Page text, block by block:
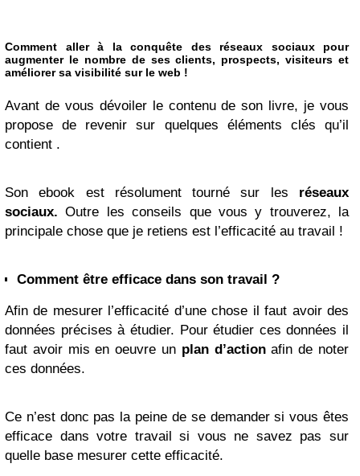
Comment aller à la conquête des réseaux sociaux pour
augmenter le nombre de ses clients, prospects, visiteurs et
améliorer sa visibilité sur le web !
Avant de vous dévoiler le contenu de son livre, je vous
propose de revenir sur quelques éléments clés qu’il
contient .
Son ebook est résolument tourné sur les réseaux
sociaux. Outre les conseils que vous y trouverez, la
principale chose que je retiens est l’efficacité au travail !
Comment être efficace dans son travail ?
Afin de mesurer l’efficacité d’une chose il faut avoir des
données précises à étudier. Pour étudier ces données il
faut avoir mis en oeuvre un plan d’actionafin de noter
ces données.
Ce n’est donc pas la peine de se demander si vous êtes
efficace dans votre travail si vous ne savez pas sur
quelle base mesurer cette efficacité.